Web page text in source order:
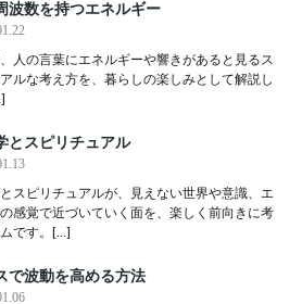
波数を持つエネルギー
人の言葉にエネルギーや響きがあると見るス
ルな考え方を、暮らしの楽しみとして解説し
とスピリチュアル
スピリチュアルが、見えない世界や意識、エ
感覚で近づいていく面を、楽しく前向きに考
です。[…]
で波動を高める方法